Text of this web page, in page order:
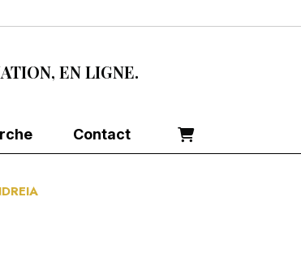
EN LIGNE.
Contact